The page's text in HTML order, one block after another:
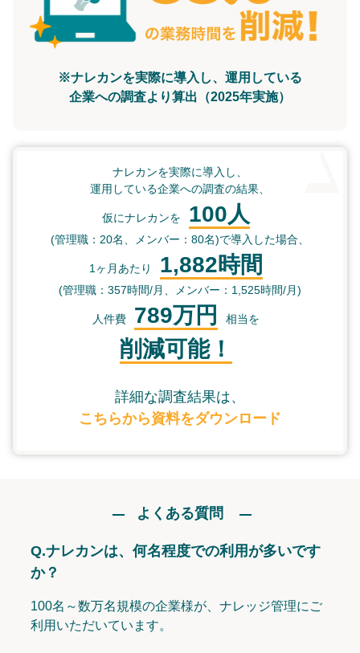
※ナレカンを実際に導入し、運用している
企業への調査より算出（2025年実施）
ナレカンを実際に導入し、
運用している企業への調査の結果、
仮にナレカンを 100人
(管理職：20名、メンバー：80名)で導入した場合、
1ヶ月あたり 1,882時間
(管理職：357時間/月、メンバー：1,525時間/月)
人件費 789万円 相当を
削減可能！
詳細な調査結果は、
こちらから資料をダウンロード
よくある質問
Q.ナレカンは、何名程度での利用が多いです
か？
100名～数万名規模の企業様が、ナレッジ管理にご
利用いただいています。